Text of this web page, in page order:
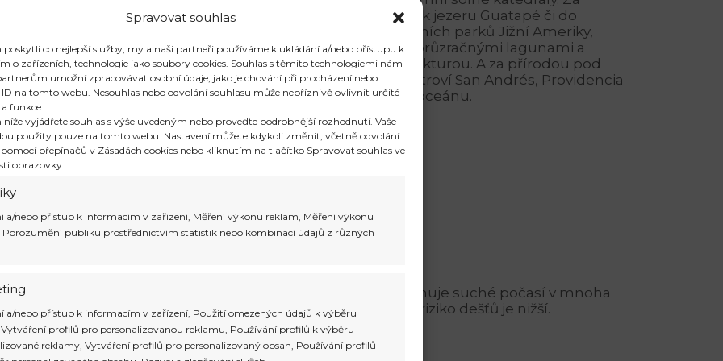
Spravovat souhlas
co nejlepší služby, my a naši partneři používáme k ukládání a/nebo přístupu k
o zařízeních, technologie jako soubory cookies. Souhlas s těmito technologiemi nám
umožní zpracovávat osobní údaje, jako je chování při procházení nebo
ID na tomto webu. Nesouhlas nebo odvolání souhlasu může nepříznivě ovlivnit určité
funkce.
vyjádřete souhlas s výše uvedeným nebo proveďte podrobnější rozhodnutí. Vaše
použity pouze na tomto webu. Nastavení můžete kdykoli změnit, včetně odvolání
přepínačů v Zásadách cookies nebo kliknutím na tlačítko Spravovat souhlas ve
obrazovky.
a/nebo přístup k informacím v zařízení, Měření výkonu reklam, Měření výkonu
Porozumění publiku prostřednictvím statistik nebo kombinací údajů z různých
a/nebo přístup k informacím v zařízení, Použití omezených údajů k výběru
profilů pro personalizovanou reklamu, Používání profilů k výběru
reklamy, Vytváření profilů pro personalizovaný obsah, Používání profilů
přírodou nad hladinou utíkejte k jezeru Guatapé či do
jednoho z nejkrásnějších národních parků Jižní Ameriky,
Tayrony, s písečnými plážemi, průzračnými lagunami a
(zatím) velmi střízlivou infrastrukturou. A za přírodou pod
hladinou se podívejte na souostroví San Andrés, Providencia
a Santa Catalina v Atlantickém oceánu.
Kolumbie
je od
, kdy panuje suché počasí v mnoha
přírodních krás. V těchto měsících jsou teploty příjemné a riziko dešťů je nižší.